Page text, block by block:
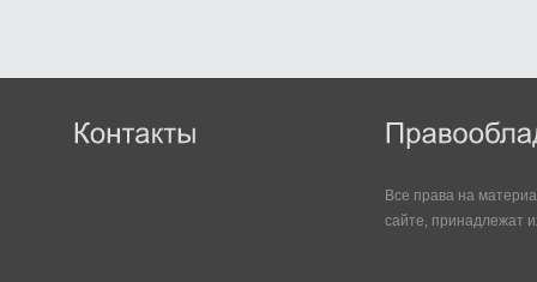
Все права на
сайте, принадлежат